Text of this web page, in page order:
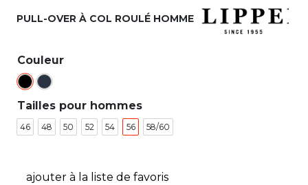
PULL-OVER À COL ROULÉ HOMME
Couleur
Tailles pour hommes
46 48 50 52 54 56 58/60
ajouter à la liste de favoris